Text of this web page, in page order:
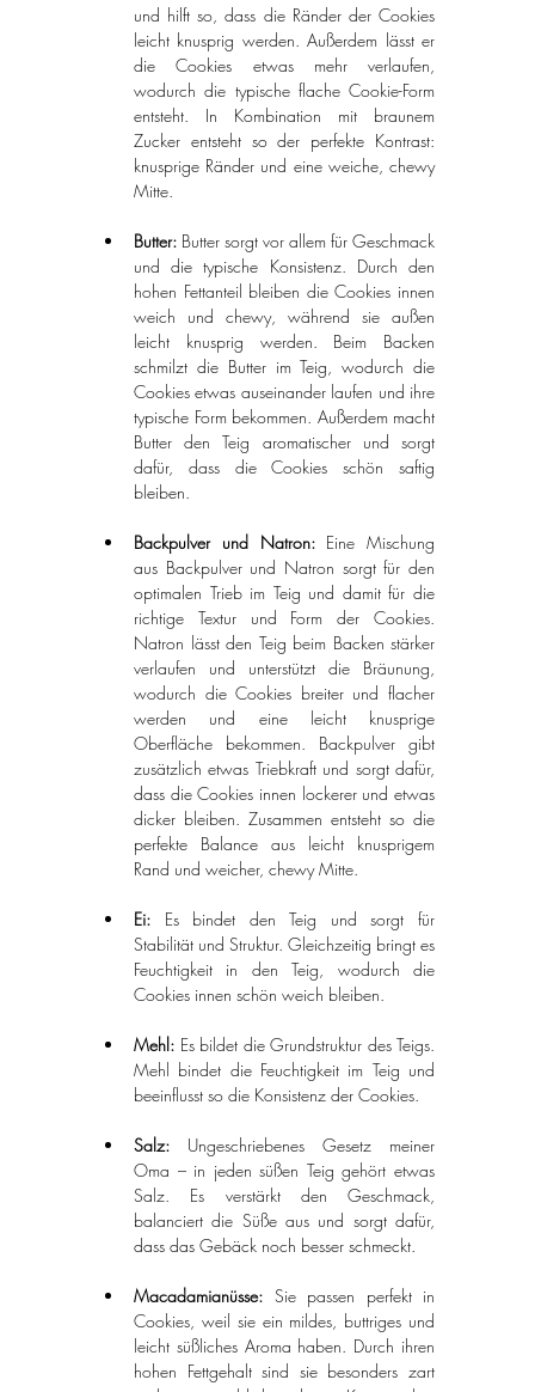
und hilft so, dass die Ränder der Cookies
leicht knusprig werden. Außerdem lässt er
die Cookies etwas mehr verlaufen,
wodurch die typische flache Cookie-Form
entsteht. In Kombination mit braunem
Zucker entsteht so der perfekte Kontrast:
knusprige Ränder und eine weiche, chewy
Mitte.
Butter: Butter sorgt vor allem für Geschmack
und die typische Konsistenz. Durch den
hohen Fettanteil bleiben die Cookies innen
weich und chewy, während sie außen
leicht knusprig werden. Beim Backen
schmilzt die Butter im Teig, wodurch die
Cookies etwas auseinander laufen und ihre
typische Form bekommen. Außerdem macht
Butter den Teig aromatischer und sorgt
dafür, dass die Cookies schön saftig
bleiben.
Backpulver und Natron: Eine Mischung
aus Backpulver und Natron sorgt für den
optimalen Trieb im Teig und damit für die
richtige Textur und Form der Cookies.
Natron lässt den Teig beim Backen stärker
verlaufen und unterstützt die Bräunung,
wodurch die Cookies breiter und flacher
werden und eine leicht knusprige
Oberfläche bekommen. Backpulver gibt
zusätzlich etwas Triebkraft und sorgt dafür,
dass die Cookies innen lockerer und etwas
dicker bleiben. Zusammen entsteht so die
perfekte Balance aus leicht knusprigem
Rand und weicher, chewy Mitte.
Ei: Es bindet den Teig und sorgt für
Stabilität und Struktur. Gleichzeitig bringt es
Feuchtigkeit in den Teig, wodurch die
Cookies innen schön weich bleiben.
Mehl: Es bildet die Grundstruktur des Teigs.
Mehl bindet die Feuchtigkeit im Teig und
beeinflusst so die Konsistenz der Cookies.
Salz: Ungeschriebenes Gesetz meiner
Oma – in jeden süßen Teig gehört etwas
Salz. Es verstärkt den Geschmack,
balanciert die Süße aus und sorgt dafür,
dass das Gebäck noch besser schmeckt.
Macadamianüsse: Sie passen perfekt in
Cookies, weil sie ein mildes, buttriges und
leicht süßliches Aroma haben. Durch ihren
hohen Fettgehalt sind sie besonders zart